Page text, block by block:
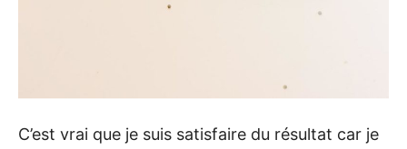
C’est vrai que je suis satisfaire du résultat car je